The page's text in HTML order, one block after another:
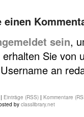
einen
sein,
Sie von
an
| Einträge (RSS) | Kommentare
by classlibrary.net